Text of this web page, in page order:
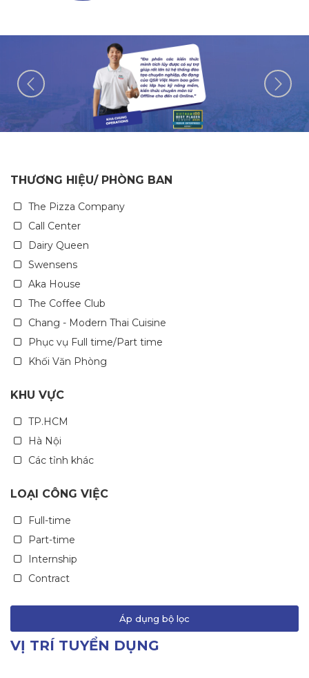
THƯƠNG HIỆU/ PHÒNG BAN
The Pizza Company
Call Center
Dairy Queen
Swensens
Aka House
The Coffee Club
Chang - Modern Thai Cuisine
Phục vụ Full time/Part time
Khối Văn Phòng
KHU VỰC
TP.HCM
Hà Nội
Các tỉnh khác
LOẠI CÔNG VIỆC
Full-time
Part-time
Internship
Contract
Áp dụng bộ lọc
VỊ TRÍ TUYỂN DỤNG